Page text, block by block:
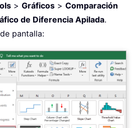
> Gráficos > Comparación
de Diferencia Apilada.
pantalla: